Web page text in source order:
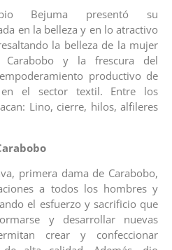
Bejuma presentó su
en la belleza y en lo atractivo
la belleza de la mujer
y la frescura del
productivo de
en el sector textil. Entre los
Lino, cierre, hilos, alfileres
primera dama de Carabobo,
a todos los hombres y
el esfuerzo y sacrificio que
y desarrollar nuevas
crear y confeccionar